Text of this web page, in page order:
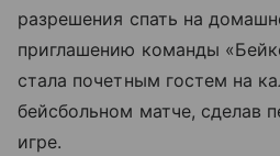
разрешения спать на
приглашению команды
стала почетным гостем на
бейсбольном матче, сделав
игре.